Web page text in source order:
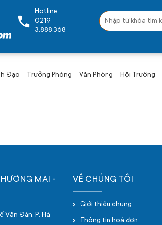
Hotline
0219
3.888.368
Đạo Trưởng Phòng Văn Phòng Hội Trường
MẠI -
Văn Đàn, P. Hà
VỀ CHÚNG TÔI
Giới thiệu chung
Thông tin hoá đơn